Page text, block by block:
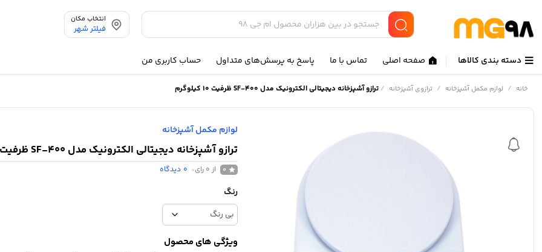
انتخاب مکان
فیلتر شهر
دسته بندی کالاها صفحه اصلی تماس با ما پاسخ به پرسش‌های متداول حساب کاربری من
خانه / لوازم مکمل آشپزخانه / ترازوی آشپزخانه /ترازو آشپزخانه دیجیتالی الکترونیک مدل SF-400 ظرفیت 10 کیلوگرم
لوازم مکمل آشپزخانه
ترازو آشپزخانه دیجیتالی الکترونیک مدل SF-400 ظرفیت 10 کیلوگرم
0 از 0 رای 0 دیدگاه
رنگ
ویژگی های محصول